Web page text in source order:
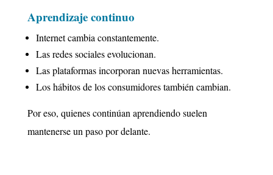
Aprendizaje continuo
Internet cambia constantemente.
Las redes sociales evolucionan.
Las plataformas incorporan nuevas herramientas.
Los hábitos de los consumidores también cambian.
Por eso, quienes continúan aprendiendo suelen
mantenerse un paso por delante.